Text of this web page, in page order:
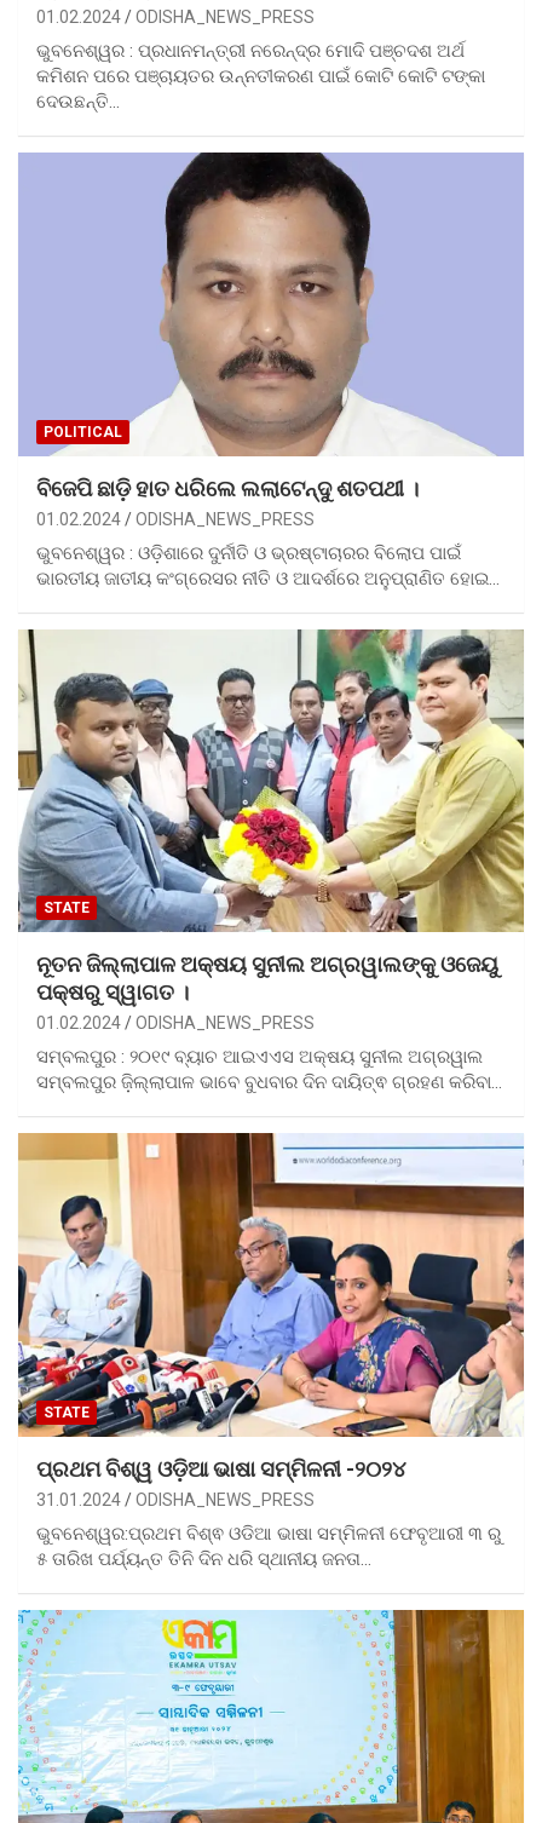
01.02.2024 ODISHA_NEWS_PRESS
ଭୁବନେଶ୍ୱର : ପ୍ରଧାନମନ୍ତ୍ରୀ ନରେନ୍ଦ୍ର ମୋଦି ପଞ୍ଚଦଶ ଅର୍ଥ
କମିଶନ ପରେ ପଞ୍ଚାୟତର ଉନ୍ନତୀକରଣ ପାଇଁ କୋଟି କୋଟି ଟଙ୍କା
ଦେଉଛନ୍ତି…
POLITICAL
ବିଜେପି ଛାଡ଼ି ହାତ ଧରିଲେ ଲଲାଟେନ୍ଦୁ ଶତପଥୀ ।
01.02.2024 ODISHA_NEWS_PRESS
ଭୁବନେଶ୍ୱର : ଓଡ଼ିଶାରେ ଦୁର୍ନୀତି ଓ ଭ୍ରଷ୍ଟାଚାରର ବିଲୋପ ପାଇଁ
ଭାରତୀୟ ଜାତୀୟ କଂଗ୍ରେସର ନୀତି ଓ ଆଦର୍ଶରେ ଅନୁପ୍ରାଣିତ ହୋଇ…
STATE
ନୂତନ ଜିଲ୍ଲାପାଳ ଅକ୍ଷୟ ସୁନୀଲ ଅଗ୍ରୱାଲଙ୍କୁ ଓଜେୟୁ
ପକ୍ଷରୁ ସ୍ୱାଗତ ।
01.02.2024 ODISHA_NEWS_PRESS
ସମ୍ବଲପୁର : ୨୦୧୯ ବ୍ୟାଚ ଆଇଏଏସ ଅକ୍ଷୟ ସୁନୀଲ ଅଗ୍ରୱାଲ
ସମ୍ବଲପୁର ଜ଼ିଲ୍ଲାପାଳ ଭାବେ ବୁଧବାର ଦିନ ଦାୟିତ୍ଵ ଗ୍ରହଣ କରିବା…
STATE
ପ୍ରଥମ ବିଶ୍ୱ ଓଡ଼ିଆ ଭାଷା ସମ୍ମିଳନୀ -୨୦୨୪
31.01.2024 ODISHA_NEWS_PRESS
ଭୁବନେଶ୍ୱର:ପ୍ରଥମ ବିଶ୍ଵ ଓଡିଆ ଭାଷା ସମ୍ମିଳନୀ ଫେବୃଆରୀ ୩ ରୁ
୫ ତାରିଖ ପର୍ଯ୍ୟନ୍ତ ତିନି ଦିନ ଧରି ସ୍ଥାନୀୟ ଜନତା…